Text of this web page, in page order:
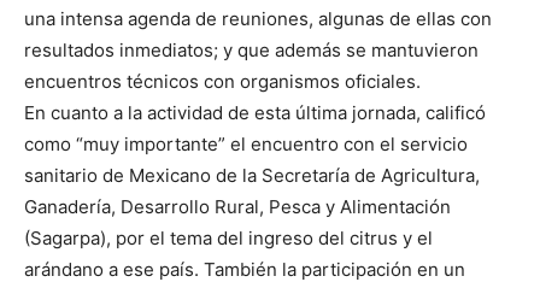
una intensa agenda de reuniones, algunas de ellas con
resultados inmediatos; y que además se mantuvieron
encuentros técnicos con organismos oficiales.
En cuanto a la actividad de esta última jornada, calificó
como “muy importante” el encuentro con el servicio
sanitario de Mexicano de la Secretaría de Agricultura,
Ganadería, Desarrollo Rural, Pesca y Alimentación
(Sagarpa), por el tema del ingreso del citrus y el
arándano a ese país. También la participación en un